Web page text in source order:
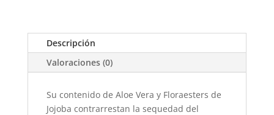
Descripción
Valoraciones (0)
Su contenido de Aloe Vera y Floraesters de
Jojoba contrarrestan la sequedad del